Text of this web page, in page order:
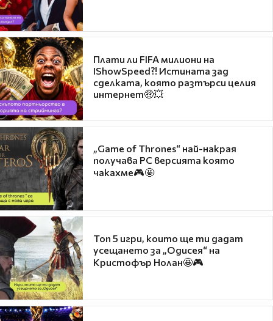
Плати ли FIFA милиони на
IShowSpeed?! Истината зад
сделката, която разтърси целия
интернет🤑💥
„Game of Thrones“ най-накрая
получава PC версията която
чакахме🎮🤩
Топ 5 игри, които ще ти дадат
усещането за „Одисея“ на
Кристофър Нолан🤩🎮